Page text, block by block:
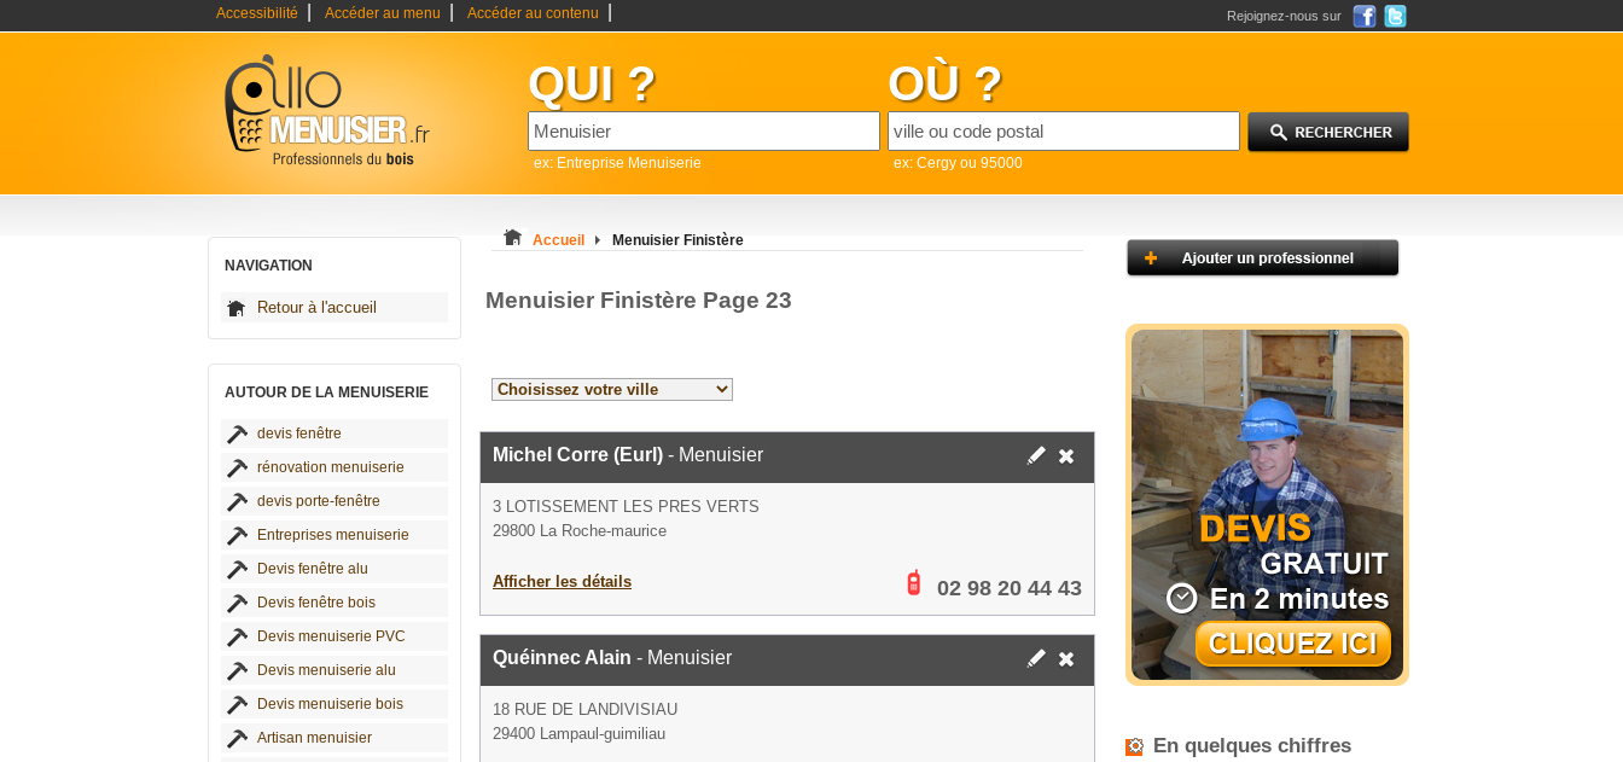
Accessibilité Accéder au menu Accéder au contenu Rejoignez-nous sur
QUI ?
ex: Entreprise Menuiserie
OÙ ?
ex: Cergy ou 95000
NAVIGATION
Retour à l'accueil
AUTOUR DE LA MENUISERIE
devis fenêtre
rénovation menuiserie
devis porte-fenêtre
Entreprises menuiserie
Devis fenêtre alu
Devis fenêtre bois
Devis menuiserie PVC
Devis menuiserie alu
Devis menuiserie bois
Artisan menuisier
Accueil Menuisier Finistère
Menuisier Finistère Page 23
Michel Corre (Eurl) - Menuisier
3 LOTISSEMENT LES PRES VERTS
29800 La Roche-maurice
Afficher les détails 02 98 20 44 43
Quéinnec Alain - Menuisier
18 RUE DE LANDIVISIAU
29400 Lampaul-guimiliau
En quelques chiffres